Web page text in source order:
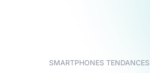
SMARTPHONES TENDANCES